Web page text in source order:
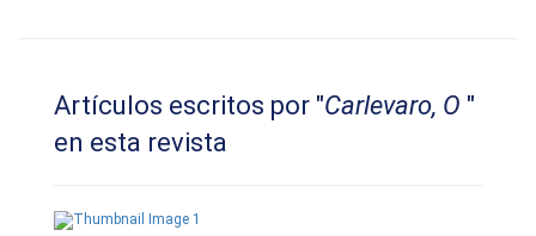
Artículos escritos por "Carlevaro, O "
en esta revista